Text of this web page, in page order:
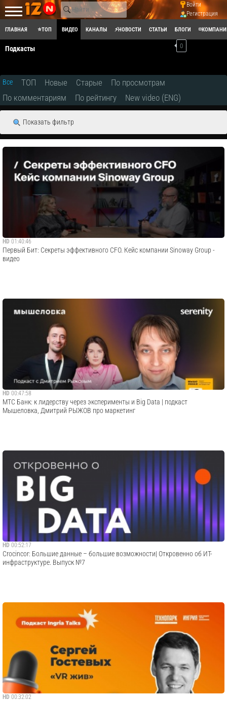
Войти
Регистрация
ГЛАВНАЯ ⭐ТОП ВИДЕО КАНАЛЫ ⚡НОВОСТИ СТАТЬИ БЛОГИ
0
Подкасты
Все ТОП Новые Старые
По просмотрам
По комментариям
По рейтингу New video (ENG)
Показать фильтр
HD 01:40:46
Первый Бит: Секреты эффективного CFO. Кейс компании Sinoway Group -
видео
HD 00:47:58
МТС Банк: к лидерству через эксперименты и Big Data | подкаст
Мышеловка, Дмитрий РЫЖОВ про маркетинг
HD 00:52:17
Crocincor: Большие данные – большие возможности| Откровенно об ИТ-
инфраструктуре. Выпуск №7
HD 00:32:02